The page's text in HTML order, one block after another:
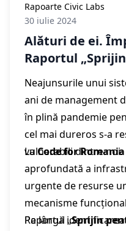
Rapoarte Civic Labs
30 iulie 2024
Alături de ei.
Raportul
bolnavi”,
cercetare Civic
Neajunsurile unui
ani de management
în plină pandemie
cel mai dureros s-a
vulnerabili dintre noi.
LaCode for Romania
aprofundată a
urgente de resurse
mecanisme
Raportul „Sprijin
Pe lângă